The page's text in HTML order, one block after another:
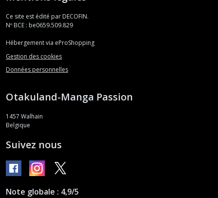
Ce site est édité par DECOFIN.
Nº BCE : be0659.509.829
Hébergement via eProShopping
Gestion des cookies
Données personnelles
Otakuland-Manga Passion
1457 Walhain
Belgique
Suivez nous
Note globale : 4,9/5